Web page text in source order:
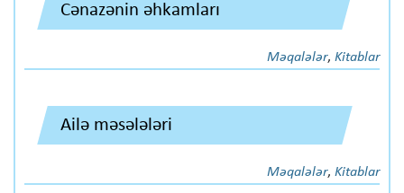
Cənazənin əhkamları
Məqalələr, Kitablar
Ailə məsələləri
Məqalələr, Kitablar